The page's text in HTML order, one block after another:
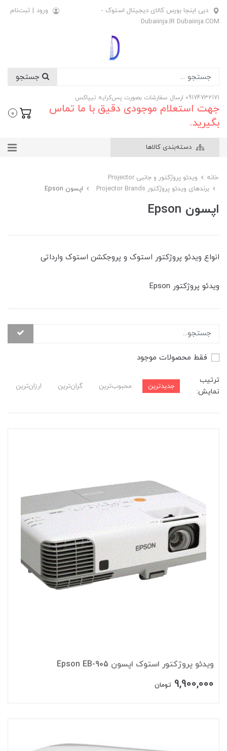
دبی اینجا بورس کالای دیجیتال استوک -
Dubaiinja.IR Dubaiinja.COM
ورود | ثبت‌نام
09174732171 ارسال سفارشات بصورت پس‌کرایه تیپاکس
جهت استعلام موجودی دقیق با ما تماس
بگیرید.
0
دسته‌بندی کالاها
خانه
ویدئو پروژکتور و جانبی Projector
برندهای ویدئو پروژکتور Projector Brands
اپسون Epson
اپسون Epson
انواع ویدئو پروژکتور استوک و پروجکشن استوک وارداتی
ویدئو پروژکتور Epson
فقط محصولات موجود
ترتیب
نمایش:
جدیدترین محبوب‌ترین گران‌ترین ارزان‌ترین
ویدئو پروژکتور استوک اپسون Epson EB-905
9,900,000 تومان